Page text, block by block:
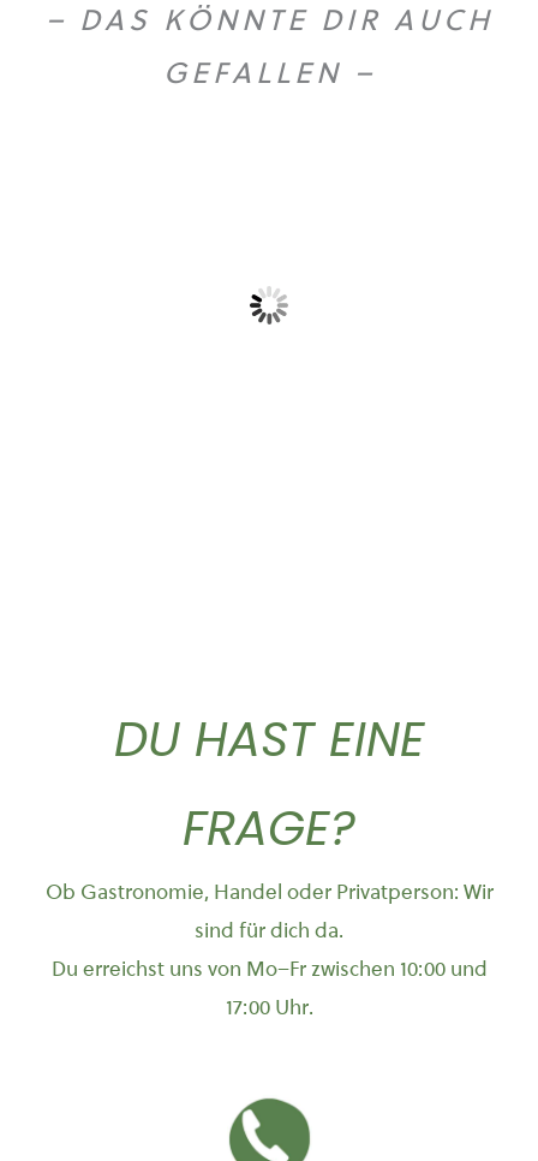
– DAS KÖNNTE DIR AUCH
GEFALLEN –
DU HAST EINE
FRAGE?
Ob Gastronomie, Handel oder Privatperson: Wir
sind für dich da.
Du erreichst uns von Mo–Fr zwischen 10:00 und
17:00 Uhr.